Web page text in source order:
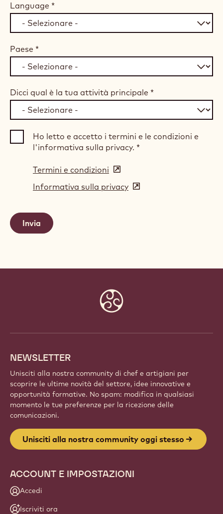
Language *
Paese *
Dicci qual è la tua attività principale *
Ho letto e accetto i termini e le condizioni e
l'informativa sulla privacy. *
Termini e condizioni (opens
in
a
Informativa sulla privacy (opens
NEWSLETTER
Unisciti alla nostra community di chef e artigiani per
scoprire le ultime novità del settore, idee innovative e
opportunità formative. No spam: modifica in qualsiasi
momento le tue preferenze per la ricezione delle
comunicazioni.
Unisciti alla nostra community oggi stesso
ACCOUNT E IMPOSTAZIONI
Accedi
Iscriviti ora